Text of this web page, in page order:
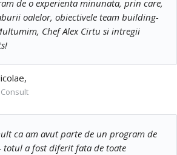
de o experienta minunata, prin care,
oalelor, obiectivele team building-
Chef Alex Cirtu si intregii
ca am avut parte de un program de
a fost diferit fata de toate